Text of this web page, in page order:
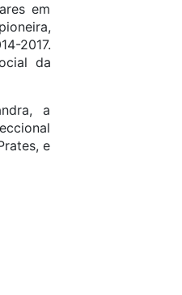
em
2017.
da
a
e